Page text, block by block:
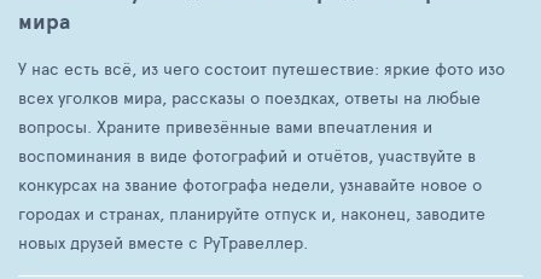
мира
У нас есть всё, из чего состоит путешествие: яркие фото изо
всех уголков мира, рассказы о поездках, ответы на любые
вопросы. Храните привезённые вами впечатления и
воспоминания в виде фотографий и отчётов, участвуйте в
конкурсах на звание фотографа недели, узнавайте новое о
городах и странах, планируйте отпуск и, наконец, заводите
новых друзей вместе с РуТравеллер.